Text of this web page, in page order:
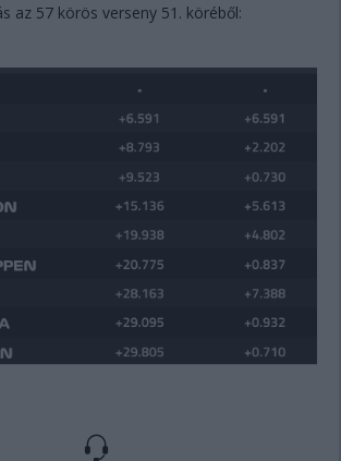
az 57 körös verseny 51. köréből: